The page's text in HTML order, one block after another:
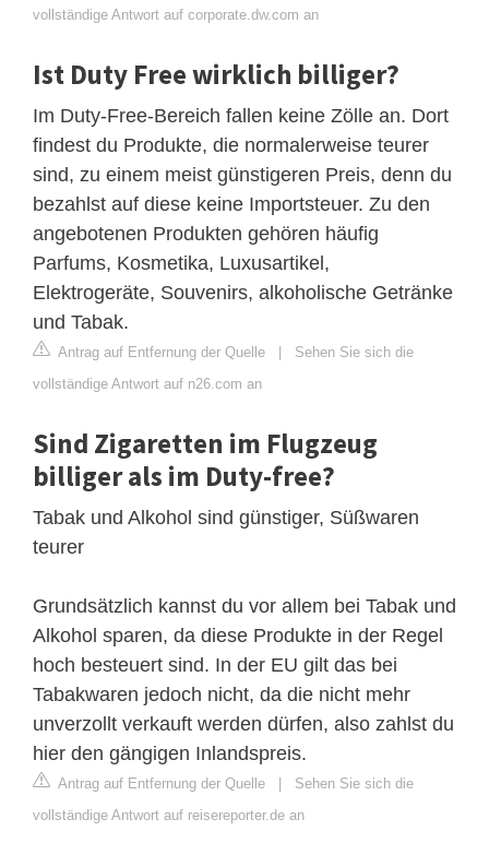
vollständige Antwort auf corporate.dw.com an
Ist Duty Free wirklich billiger?
Im Duty-Free-Bereich fallen keine Zölle an. Dort
findest du Produkte, die normalerweise teurer
sind, zu einem meist günstigeren Preis, denn du
bezahlst auf diese keine Importsteuer. Zu den
angebotenen Produkten gehören häufig
Parfums, Kosmetika, Luxusartikel,
Elektrogeräte, Souvenirs, alkoholische Getränke
und Tabak.
Antrag auf Entfernung der Quelle | Sehen Sie sich die
vollständige Antwort auf n26.com an
Sind Zigaretten im Flugzeug
billiger als im Duty-free?
Tabak und Alkohol sind günstiger, Süßwaren
teurer
Grundsätzlich kannst du vor allem bei Tabak und
Alkohol sparen, da diese Produkte in der Regel
hoch besteuert sind. In der EU gilt das bei
Tabakwaren jedoch nicht, da die nicht mehr
unverzollt verkauft werden dürfen, also zahlst du
hier den gängigen Inlandspreis.
Antrag auf Entfernung der Quelle | Sehen Sie sich die
vollständige Antwort auf reisereporter.de an